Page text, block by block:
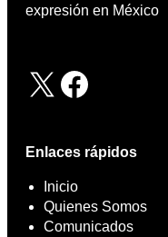
expresión en México
X Facebook
Enlaces rápidos
Inicio
Quienes Somos
Comunicados